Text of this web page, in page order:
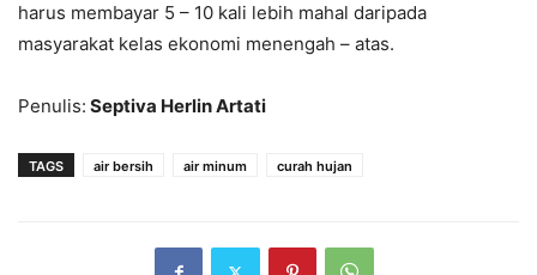
harus membayar 5 – 10 kali lebih mahal daripada
masyarakat kelas ekonomi menengah – atas.
Penulis: Septiva Herlin Artati
TAGS air bersih air minum curah hujan